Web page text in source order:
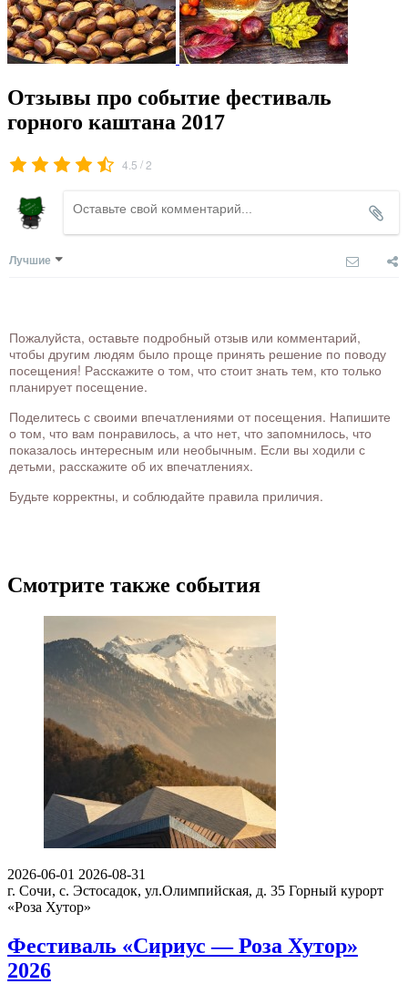
Отзывы про событие фестиваль
горного каштана 2017
4.5 /2
Лучшие
Пожалуйста, оставьте подробный отзыв или комментарий,
чтобы другим людям было проще принять решение по поводу
посещения! Расскажите о том, что стоит знать тем, кто только
планирует посещение.
Поделитесь с своими впечатлениями от посещения. Напишите
о том, что вам понравилось, а что нет, что запомнилось, что
показалось интересным или необычным. Если вы ходили с
детьми, расскажите об их впечатлениях.
Будьте корректны, и соблюдайте правила приличия.
Смотрите также события
2026-06-01 2026-08-31
г. Сочи, с. Эстосадок, ул.Олимпийская, д. 35 Горный курорт
«Роза Хутор»
Фестиваль «Сириус — Роза Хутор»
2026